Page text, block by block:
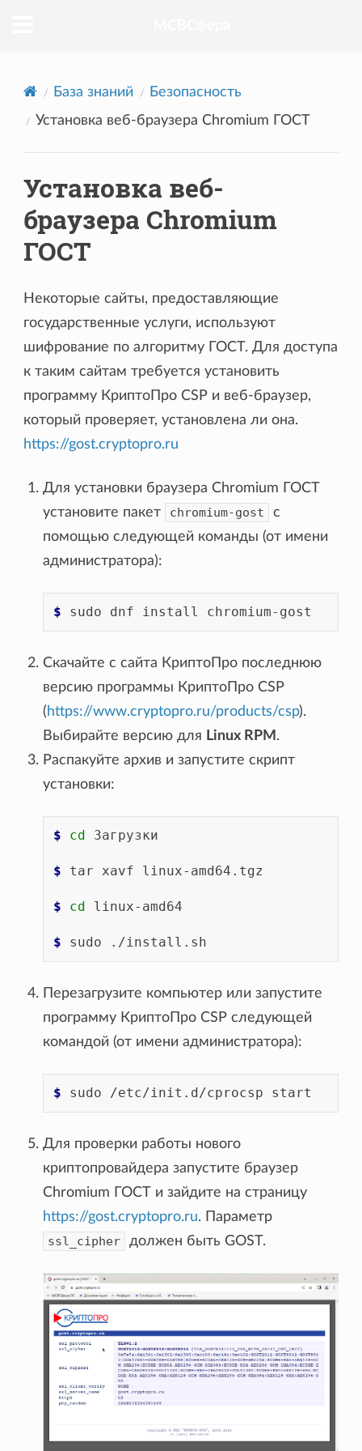
База знаний
Безопасность
Установка веб-браузера Chromium ГОСТ
Установка веб-
браузера Chromium
ГОСТ
Некоторые сайты, предоставляющие
государственные услуги, используют
шифрование по алгоритму ГОСТ. Для доступа
к таким сайтам требуется установить
программу КриптоПро CSP и веб-браузер,
который проверяет, установлена ли она.
https://gost.cryptopro.ru
Для установки браузера Chromium ГОСТ
установите пакет
chromium-gost
с
помощью следующей команды (от имени
администратора):
$ sudo dnf install
Скачайте с сайта КриптоПро последнюю
версию программы КриптоПро CSP
(https://www.cryptopro.ru/products/csp).
Выбирайте версию для Linux RPM .
Распакуйте архив и запустите скрипт
установки:
$ cd Загрузки
$ tar xavf linux-amd64.tgz
$ cd linux-amd64
$ sudo
Перезагрузите компьютер или запустите
программу КриптоПро CSP следующей
командой (от имени администратора):
$ sudo /etc/init.d/cprocsp
Для проверки работы нового
криптопровайдера запустите браузер
Chromium ГОСТ и зайдите на страницу
https://gost.cryptopro.ru. Параметр
ssl_cipher
должен быть GOST.